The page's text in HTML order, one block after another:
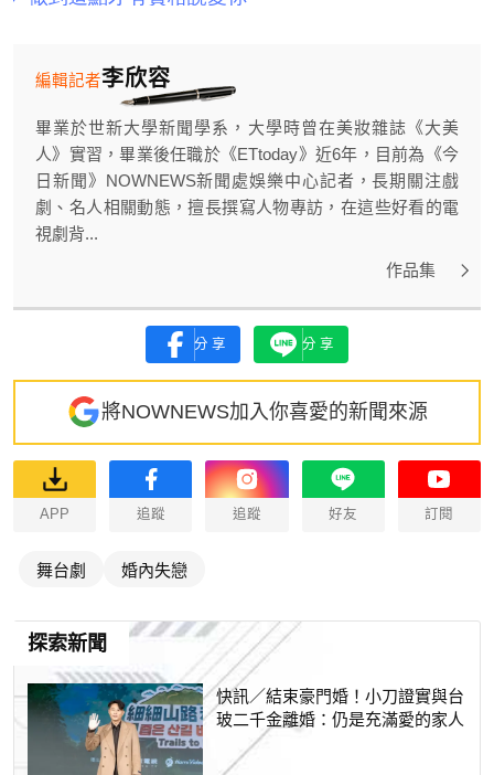
李欣容
編輯記者
畢業於世新大學新聞學系，大學時曾在美妝雜誌《大美
人》實習，畢業後任職於《ETtoday》近6年，目前為《今
日新聞》NOWNEWS新聞處娛樂中心記者，長期關注戲
劇、名人相關動態，擅長撰寫人物專訪，在這些好看的電
視劇背...
作品集
分享 分享
將NOWNEWS加入你喜愛的新聞來源
APP 追蹤 追蹤 好友 訂閱
舞台劇 婚內失戀
探索新聞
快訊／結束豪門婚！小刀證實與台
玻二千金離婚：仍是充滿愛的家人